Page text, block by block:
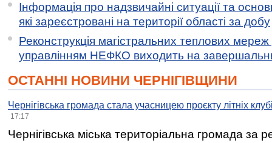
Інформація про надзвичайні ситуації та
які зареєстровані на території області за добу
Реконструкція магістральних теплових мереж
управлінням НЕФКО виходить на
ОСТАННІ НОВИНИ ЧЕРНІГІВЩИНИ
Чернігівська громада стала учасницею проєкту літніх
17:17
Чернігівська міська територіальна громада за